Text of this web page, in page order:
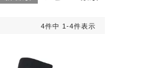
4件中 1 -4件表示